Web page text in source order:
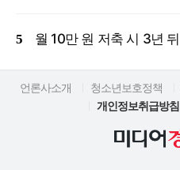
언론사소개 청소년보호정책
개인정보취급방침